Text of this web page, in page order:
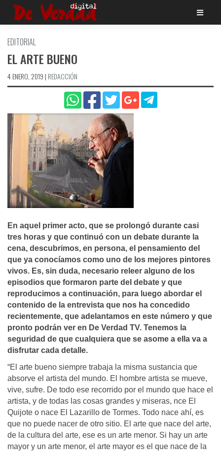
Saltar
EDITORIAL
EL ARTE BUENO
4 ENERO, 2019 | REDACCIÓN
En aquel primer acto, que se prolongó durante casi
tres horas y que continuó con un debate durante la
cena, descubrimos, en persona, el pensamiento del
que ya conocí­amos como uno de los mejores pintores
vivos. Es, sin duda, necesario releer alguno de los
episodios que formaron parte del debate y que
reproducimos a continuación, para luego abordar el
contenido de la entrevista que nos ha concedido
recientemente, que adelantamos en este número y que
pronto podrán ver en De Verdad TV. Tenemos la
seguridad de que cualquiera que se asome a ella va a
disfrutar cada detalle.
“El arte bueno siempre trabaja la misma sustancia que
absorve el artista del mundo. El hombre artista se mueve,
vive, sufre. De todo ese recorrido por el mundo que hace el
artista, y de todas las cosas grandes y miseras, nce El
Quijote o nace El Lazarillo de Tormes. Todo nace ahí, es
que no puede nacer de otro sitio. El arte que nace del arte,
de la cultura del arte, ese es un arte menor. Si hay un arte
mayor y un arte menor, el arte mayor es el que nace de la